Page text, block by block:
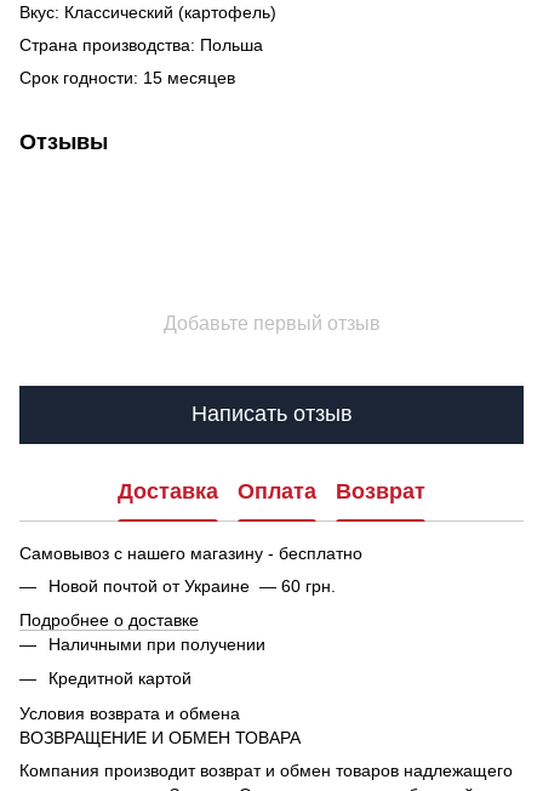
Вкус: Классический (картофель)
Страна производства: Польша
Срок годности: 15 месяцев
Отзывы
Добавьте первый отзыв
Написать отзыв
Доставка Оплата Возврат
Самовывоз с нашего магазину - бесплатно
Новой почтой от Украине — 60 грн.
Подробнее о доставке
Наличными при получении
Кредитной картой
Условия возврата и обмена
ВОЗВРАЩЕНИЕ И ОБМЕН ТОВАРА
Компания производит возврат и обмен товаров надлежащего